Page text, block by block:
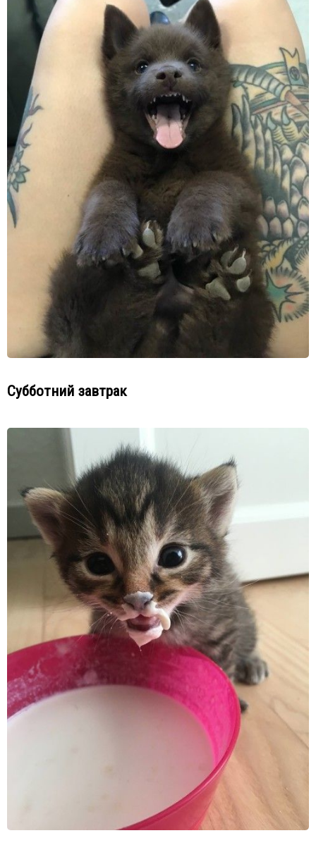
Субботний завтрак